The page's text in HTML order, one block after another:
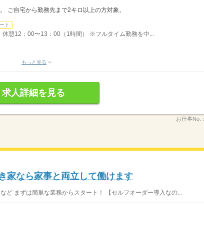
ご自宅から勤務先まで2キロ以上の方対象。
ト
憩12：00〜13：00（1時間） ※フルタイム勤務を中...
もっと見る
求人詳細を見る
お仕事No.：
家なら家事と両立して働けます
ど まずは簡単な業務からスタート！ 【セルフオーダー導入なの...